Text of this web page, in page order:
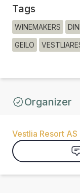
Tags
WINEMAKERS
GEILO
Organizer
Vestlia Resort AS